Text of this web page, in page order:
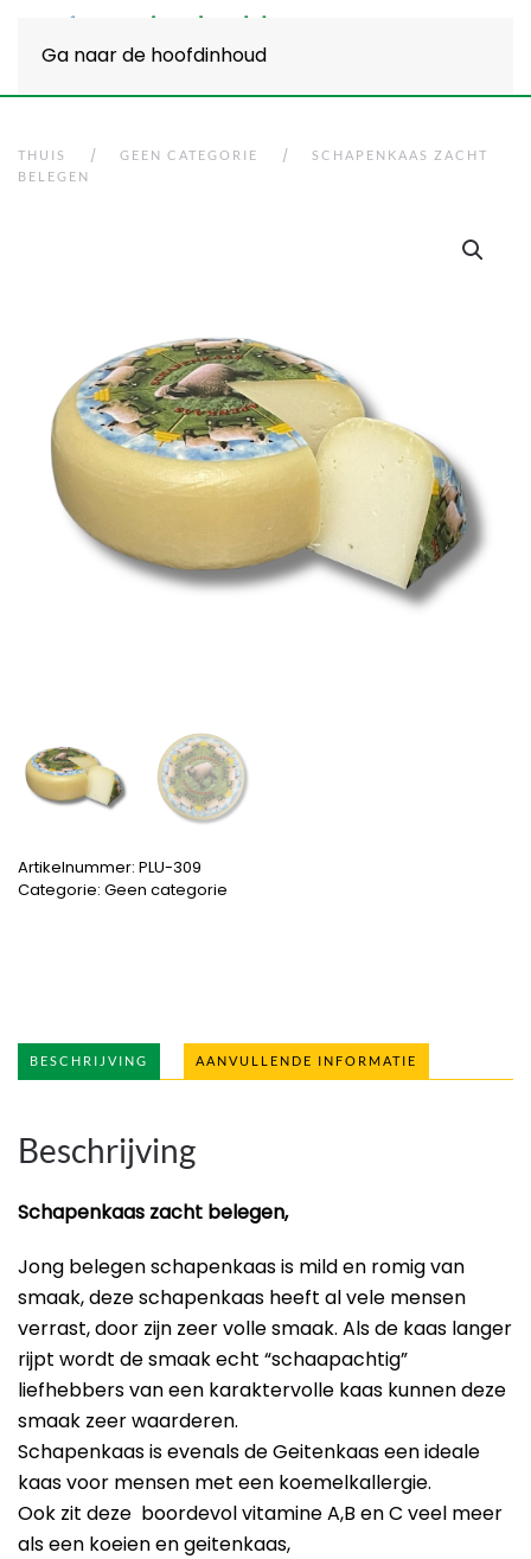
Ga naar de hoofdinhoud
THUIS GEEN CATEGORIE
SCHAPENKAAS ZACHT
BELEGEN
Artikelnummer: PLU-309
Categorie: Geen categorie
BESCHRIJVING AANVULLENDE INFORMATIE
Beschrijving
Schapenkaas zacht belegen,
Jong belegen schapenkaas is mild en romig van
smaak, deze schapenkaas heeft al vele mensen
verrast, door zijn zeer volle smaak. Als de kaas langer
rijpt wordt de smaak echt “schaapachtig”
liefhebbers van een karaktervolle kaas kunnen deze
smaak zeer waarderen.
Schapenkaas is evenals de Geitenkaas een ideale
kaas voor mensen met een koemelkallergie.
Ook zit deze boordevol vitamine A,B en C veel meer
als een koeien en geitenkaas,